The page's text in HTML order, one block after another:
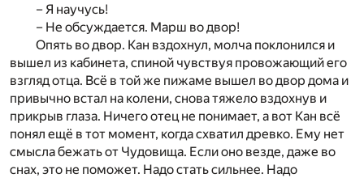
– Я научусь!
– Не обсуждается. Марш во двор!
Опять во двор. Кан вздохнул, молча поклонился и
вышел из кабинета, спиной чувствуя провожающий его
взгляд отца. Всё в той же пижаме вышел во двор дома и
привычно встал на колени, снова тяжело вздохнув и
прикрыв глаза. Ничего отец не понимает, а вот Кан всё
понял ещё в тот момент, когда схватил древко. Ему нет
смысла бежать от Чудовища. Если оно везде, даже во
снах, это не поможет. Надо стать сильнее. Надо